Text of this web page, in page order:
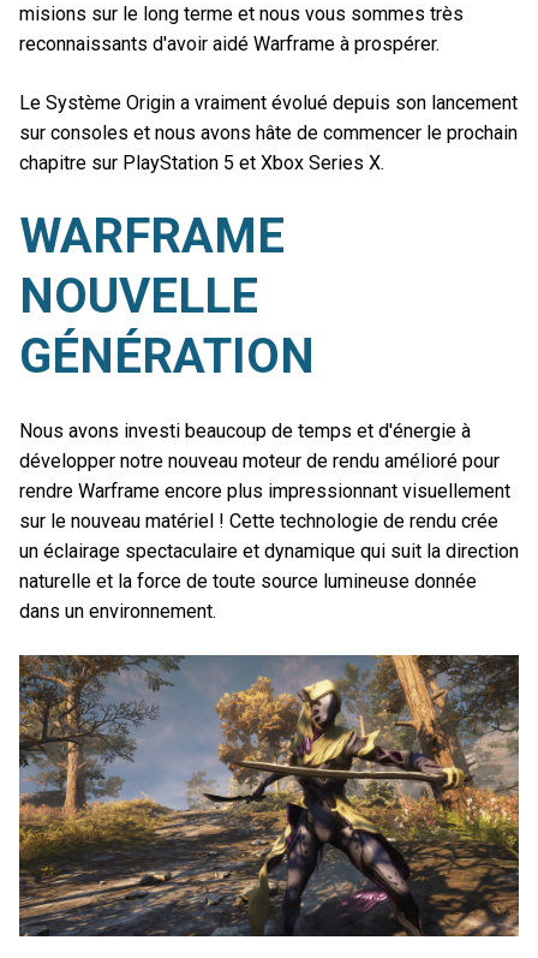
misions sur le long terme et nous vous sommes très
reconnaissants d'avoir aidé Warframe à prospérer.
Le Système Origin a vraiment évolué depuis son lancement
sur consoles et nous avons hâte de commencer le prochain
chapitre sur PlayStation 5 et Xbox Series X.
WARFRAME
NOUVELLE
GÉNÉRATION
Nous avons investi beaucoup de temps et d'énergie à
développer notre nouveau moteur de rendu amélioré pour
rendre Warframe encore plus impressionnant visuellement
sur le nouveau matériel ! Cette technologie de rendu crée
un éclairage spectaculaire et dynamique qui suit la direction
naturelle et la force de toute source lumineuse donnée
dans un environnement.